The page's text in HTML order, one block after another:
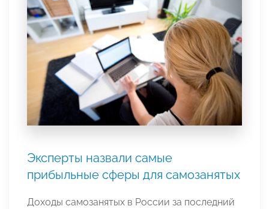
Эксперты назвали самые
прибыльные сферы для самозанятых
Доходы самозанятых в России за последний